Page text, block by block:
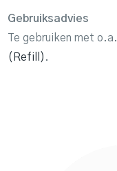
Gebruiksadvies
Te gebruiken met o.a.
(Refill) .